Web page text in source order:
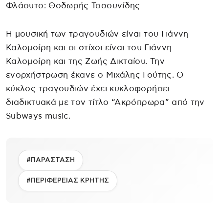
Φλάουτο: Θοδωρής Τοσουνίδης
Η μουσική των τραγουδιών είναι του Γιάννη
Καλομοίρη και οι στίχοι είναι του Γιάννη
Καλομοίρη και της Ζωής Δικταίου. Την
ενορχήστρωση έκανε ο Μιχάλης Γούτης. Ο
κύκλος τραγουδιών έχει κυκλοφορήσει
διαδικτυακά με τον τίτλο “Ακρόπρωρα” από την
Subways music.
#ΠΑΡΑΣΤΑΣΗ
#ΠΕΡΙΦΕΡΕΙΑΣ ΚΡΗΤΗΣ